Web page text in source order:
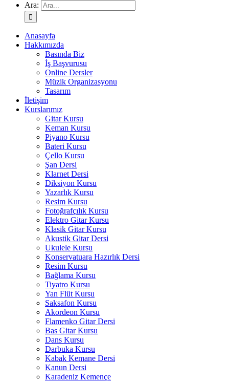
Ara:
Anasayfa
Hakkımızda
Basında Biz
İş Başvurusu
Online Dersler
Müzik Organizasyonu
Tasarım
İletişim
Kurslarımız
Gitar Kursu
Keman Kursu
Piyano Kursu
Bateri Kursu
Çello Kursu
Şan Dersi
Klarnet Dersi
Diksiyon Kursu
Yazarlık Kursu
Resim Kursu
Fotoğrafçılık Kursu
Elektro Gitar Kursu
Klasik Gitar Kursu
Akustik Gitar Dersi
Ukulele Kursu
Konservatuara Hazırlık Dersi
Resim Kursu
Bağlama Kursu
Tiyatro Kursu
Yan Flüt Kursu
Saksafon Kursu
Akordeon Kursu
Flamenko Gitar Dersi
Bas Gitar Kursu
Dans Kursu
Darbuka Kursu
Kabak Kemane Dersi
Kanun Dersi
Karadeniz Kemençe